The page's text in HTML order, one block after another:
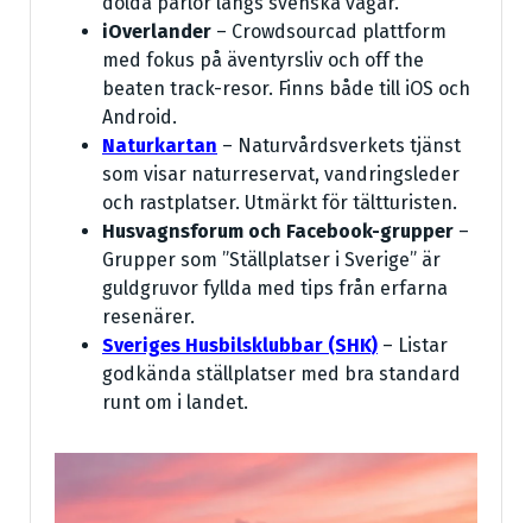
iOverlander – Crowdsourcad plattform
med fokus på äventyrsliv och off the
beaten track-resor. Finns både till iOS och
Android.
Naturkartan – Naturvårdsverkets tjänst
som visar naturreservat, vandringsleder
och rastplatser. Utmärkt för tältturisten.
Husvagnsforum och Facebook-grupper –
Grupper som ”Ställplatser i Sverige” är
guldgruvor fyllda med tips från erfarna
resenärer.
Sveriges Husbilsklubbar (SHK) – Listar
godkända ställplatser med bra standard
runt om i landet.